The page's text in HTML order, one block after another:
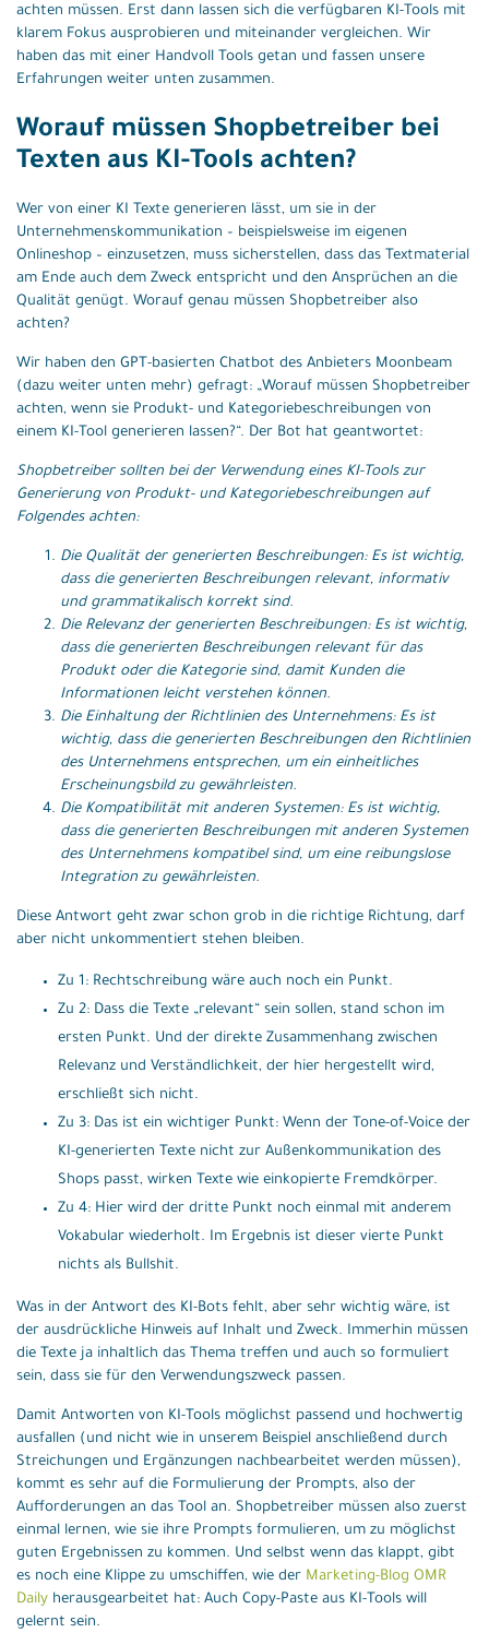
achten müssen. Erst dann lassen sich die verfügbaren KI-Tools mit
klarem Fokus ausprobieren und miteinander vergleichen. Wir
haben das mit einer Handvoll Tools getan und fassen unsere
Erfahrungen weiter unten zusammen.
Worauf müssen Shopbetreiber bei
Texten aus KI-Tools achten?
Wer von einer KI Texte generieren lässt, um sie in der
Unternehmenskommunikation – beispielsweise im eigenen
Onlineshop – einzusetzen, muss sicherstellen, dass das Textmaterial
am Ende auch dem Zweck entspricht und den Ansprüchen an die
Qualität genügt. Worauf genau müssen Shopbetreiber also
achten?
Wir haben den GPT-basierten Chatbot des Anbieters Moonbeam
(dazu weiter unten mehr) gefragt: „Worauf müssen Shopbetreiber
achten, wenn sie Produkt- und Kategoriebeschreibungen von
einem KI-Tool generieren lassen?“. Der Bot hat geantwortet:
Shopbetreiber sollten bei der Verwendung eines KI-Tools zur
Generierung von Produkt- und Kategoriebeschreibungen auf
Folgendes achten:
Die Qualität der generierten Beschreibungen: Es ist wichtig,
dass die generierten Beschreibungen relevant, informativ
und grammatikalisch korrekt sind.
Die Relevanz der generierten Beschreibungen: Es ist wichtig,
dass die generierten Beschreibungen relevant für das
Produkt oder die Kategorie sind, damit Kunden die
Informationen leicht verstehen können.
Die Einhaltung der Richtlinien des Unternehmens: Es ist
wichtig, dass die generierten Beschreibungen den Richtlinien
des Unternehmens entsprechen, um ein einheitliches
Erscheinungsbild zu gewährleisten.
Die Kompatibilität mit anderen Systemen: Es ist wichtig,
dass die generierten Beschreibungen mit anderen Systemen
des Unternehmens kompatibel sind, um eine reibungslose
Integration zu gewährleisten.
Diese Antwort geht zwar schon grob in die richtige Richtung, darf
aber nicht unkommentiert stehen bleiben.
Zu 1: Rechtschreibung wäre auch noch ein Punkt.
Zu 2: Dass die Texte „relevant“ sein sollen, stand schon im
ersten Punkt. Und der direkte Zusammenhang zwischen
Relevanz und Verständlichkeit, der hier hergestellt wird,
erschließt sich nicht.
Zu 3: Das ist ein wichtiger Punkt: Wenn der Tone-of-Voice der
KI-generierten Texte nicht zur Außenkommunikation des
Shops passt, wirken Texte wie einkopierte Fremdkörper.
Zu 4: Hier wird der dritte Punkt noch einmal mit anderem
Vokabular wiederholt. Im Ergebnis ist dieser vierte Punkt
nichts als Bullshit.
Was in der Antwort des KI-Bots fehlt, aber sehr wichtig wäre, ist
der ausdrückliche Hinweis auf Inhalt und Zweck. Immerhin müssen
die Texte ja inhaltlich das Thema treffen und auch so formuliert
sein, dass sie für den Verwendungszweck passen.
Damit Antworten von KI-Tools möglichst passend und hochwertig
ausfallen (und nicht wie in unserem Beispiel anschließend durch
Streichungen und Ergänzungen nachbearbeitet werden müssen),
kommt es sehr auf die Formulierung der Prompts, also der
Aufforderungen an das Tool an. Shopbetreiber müssen also zuerst
einmal lernen, wie sie ihre Prompts formulieren, um zu möglichst
guten Ergebnissen zu kommen. Und selbst wenn das klappt, gibt
es noch eine Klippe zu umschiffen, wie der Marketing-Blog OMR
Daily herausgearbeitet hat: Auch Copy-Paste aus KI-Tools will
gelernt sein.